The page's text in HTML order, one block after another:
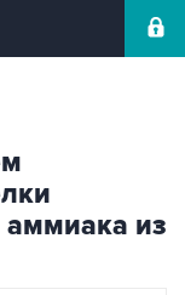
аммиака из